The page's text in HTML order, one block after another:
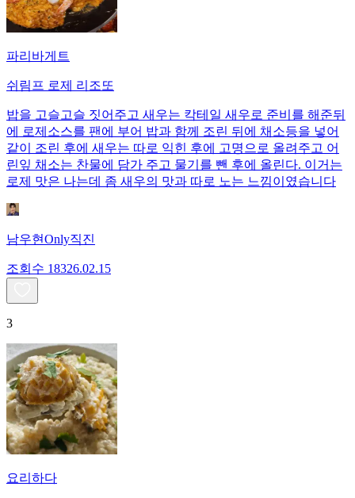
파리바게트
쉬림프 로제 리조또
밥을 고슬고슬 짓어주고 새우는 칵테일 새우로 준비를 해준뒤
에 로제소스를 팬에 부어 밥과 함께 조린 뒤에 채소등을 넣어
같이 조린 후에 새우는 따로 익힌 후에 고명으로 올려주고 어
린잎 채소는 찬물에 담가 주고 물기를 뺀 후에 올린다. 이거는
로제 맛은 나는데 좀 새우의 맛과 따로 노는 느낌이였습니다
남우현Only직진
조회수 18326.02.15
3
요리하다